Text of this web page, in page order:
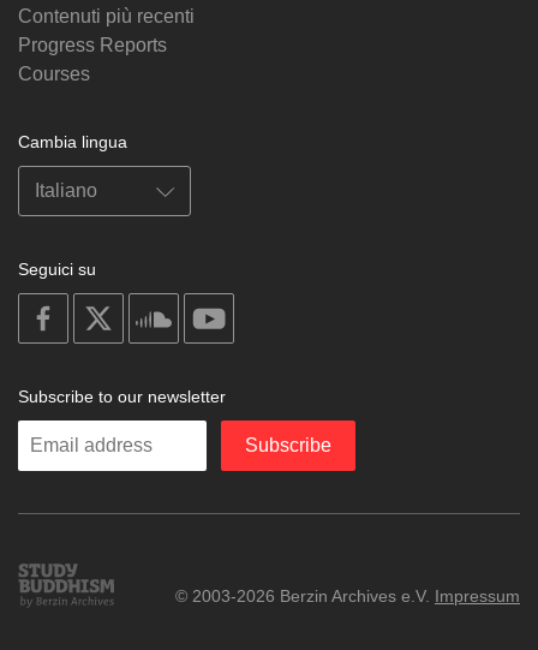
Contenuti più recenti
Progress Reports
Courses
Cambia lingua
Seguici su
on
facebook
soundcloud
Subscribe to our newsletter
Enter
Subscribe
Study
Buddhism
© 2003-2026 Berzin Archives e.V. Impressum